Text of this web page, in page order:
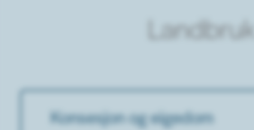
Landbruk
Konsesjon og eigedom